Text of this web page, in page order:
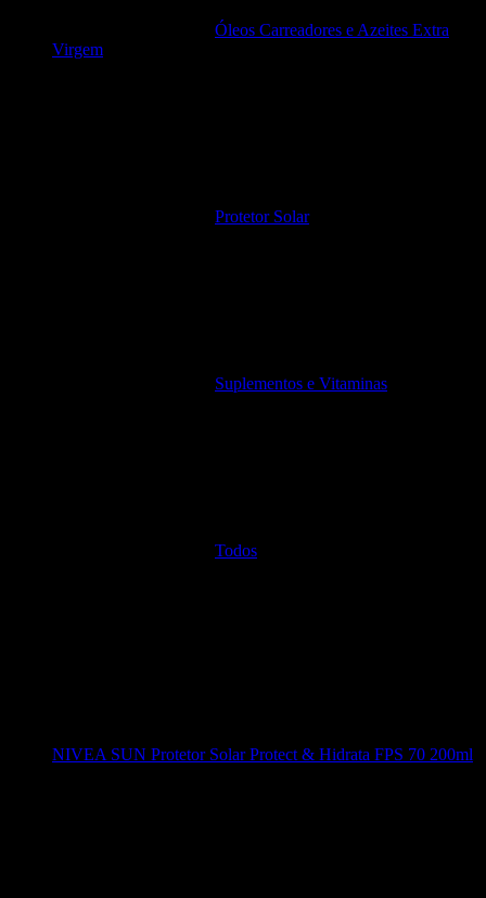
Óleos Carreadores e Azeites Extra
Virgem
Protetor Solar
Suplementos e Vitaminas
Todos
NIVEA SUN Protetor Solar Protect & Hidrata FPS 70 200ml